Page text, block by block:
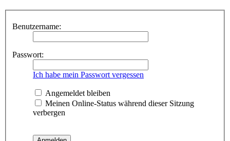
Benutzername:
Passwort:
Ich habe mein Passwort vergessen
Angemeldet bleiben
Meinen Online-Status während dieser Sitzung
verbergen